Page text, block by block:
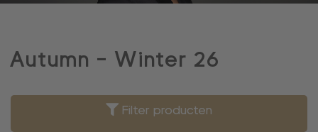
Autumn - Winter 26
Filter producten